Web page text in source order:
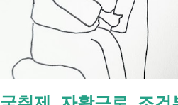
세금 국세, 지방세 - 자산 부동산, 자동
상 채무, 구독 [함께보면 좋은 링크] -